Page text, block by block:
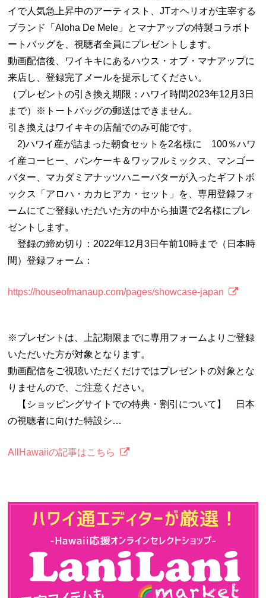
イで人気急上昇中のアーティスト、JTオヘリオが主宰する
ブランド「Aloha De Mele」とマナアップの特製コラボト
ートバッグを、視聴者全員にプレゼントします。
動画配信後、ワイキキにあるハウス・オブ・マナアップに
来店し、登録完了メールを提示してください。
（プレゼントの引き換え期限：ハワイ時間2023年12月3日
まで）※トートバッグの郵送はできません。
引き換えはワイキキの店舗でのみ可能です。
2)ハワイ産が詰まった朝食セットを2名様に 100％ハワ
イ産コーヒー、パンケーキ＆ワッフルミックス、マンゴー
バター、マカダミアナッツハニーバターが入ったギフトボ
ックス「アロハ・カカヒアカ・セット」を、専用登録フォ
ームにてご登録いただいた方の中から抽選で2名様にプレ
ゼントします。
登録の締め切り：2022年12月3日午前10時まで（日本時
間）登録フォーム：
https://houseofmanaup.com/pages/showcase-japan
※プレゼントは、上記期限までに専用フォームよりご登録
いただいた方が対象となります。
動画配信をご視聴いただくだけではプレゼントの対象とな
りませんので、ご注意ください。
【ショッピングサイトでの特典・割引について】 日本
の視聴者に向けた特設シ…
AllHawaiiの記事はこちら